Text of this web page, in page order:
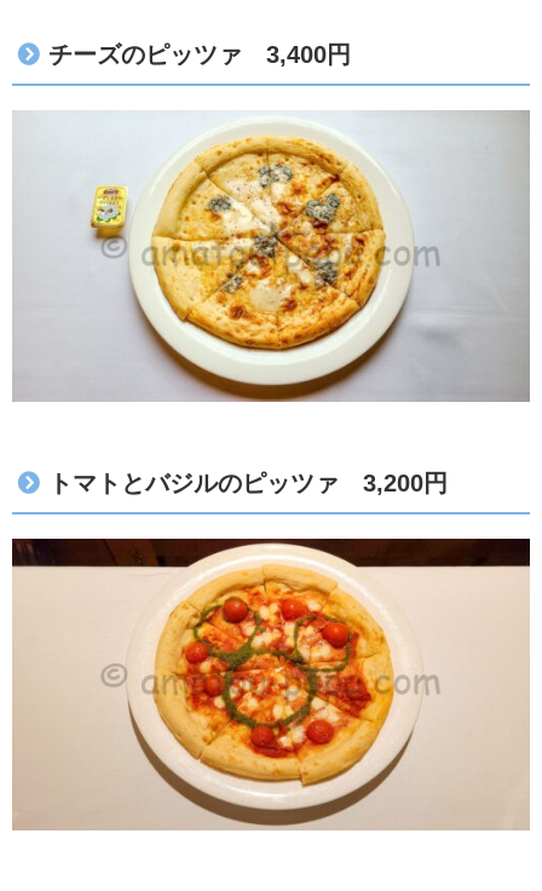
チーズのピッツァ 3,400円
トマトとバジルのピッツァ 3,200円